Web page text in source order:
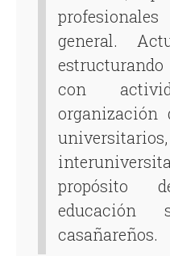
general.
con
organización
propósito
educación
casañareños.